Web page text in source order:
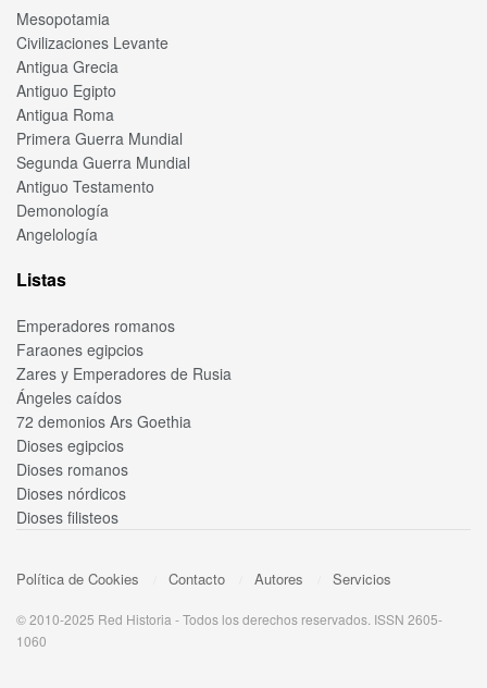
Mesopotamia
Civilizaciones Levante
Antigua Grecia
Antiguo Egipto
Antigua Roma
Primera Guerra Mundial
Segunda Guerra Mundial
Antiguo Testamento
Demonología
Angelología
Listas
Emperadores romanos
Faraones egipcios
Zares y Emperadores de Rusia
Ángeles caídos
72 demonios Ars Goethia
Dioses egipcios
Dioses romanos
Dioses nórdicos
Dioses filisteos
Política de Cookies Contacto Autores Servicios
© 2010-2025 Red Historia - Todos los derechos reservados. ISSN 2605-
1060